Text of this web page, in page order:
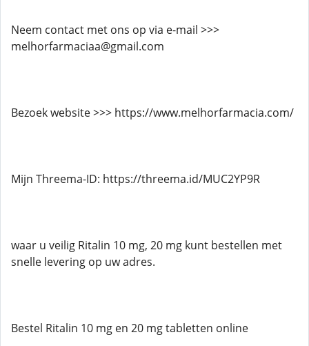
Neem contact met ons op via e-mail >>>
melhorfarmaciaa@gmail.com
Bezoek website >>> https://www.melhorfarmacia.com/
Mijn Threema-ID: https://threema.id/MUC2YP9R
waar u veilig Ritalin 10 mg, 20 mg kunt bestellen met
snelle levering op uw adres.
Bestel Ritalin 10 mg en 20 mg tabletten online